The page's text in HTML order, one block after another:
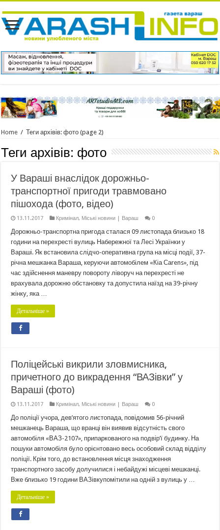
Home / Теги архівів: фото (page 2)
Теги архівів: фото
У Вараші внаслідок дорожньо-
транспортної пригоди травмовано
пішохода (фото, відео)
13.11.2017 Кримінал, Міські новини | Вараш 0
Дорожньо-транспортна пригода сталася 09 листопада близько 18
години на перехресті вулиць Набережної та Лесі Українки у
Вараші. Як встановила слідчо-оперативна група на місці події, 37-
річна мешканка Вараша, керуючи автомобілем «Кіа Саrens», під
час здійснення маневру повороту ліворуч на перехресті не
врахувала дорожню обстановку та допустила наїзд на 39-річну
жінку, яка …
Детальніше »
Поліцейські викрили зловмисника,
причетного до викрадення “ВАЗівки” у
Вараші (фото)
13.11.2017 Кримінал, Міські новини | Вараш 0
До поліції учора, дев’ятого листопада, повідомив 56-річний
мешканець Вараша, що вранці він виявив відсутність свого
автомобіля «ВАЗ-2107», припаркованого на подвір’ї будинку. На
пошуки автомобіля було орієнтовано весь особовий склад відділу
поліції. Крім того, до встановлення місця знаходження
транспортного засобу долучилися і небайдужі місцеві мешканці.
Вже близько 19 години ВАЗівкупомітили на одній з вулиць у …
Детальніше »